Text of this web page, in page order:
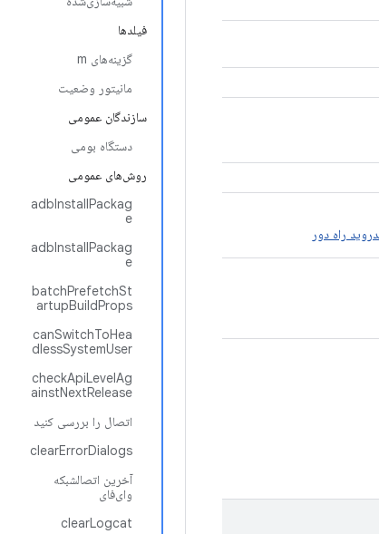
فیلدها
گزینه‌های m
مانیتور وضعیت
سازندگان عمومی
دستگاه بومی
روش‌های عمومی
adbInstallPackag
e
adbInstallPackag
e
batchPrefetchSt
artupBuildProps
canSwitchToHea
dlessSystemUser
checkApiLevelAg
ainstNextRelease
اتصال را بررسی کنید
clearErrorDialogs
آخرین اتصالشبکه
وای‌فای
clearLogcat
راه دور